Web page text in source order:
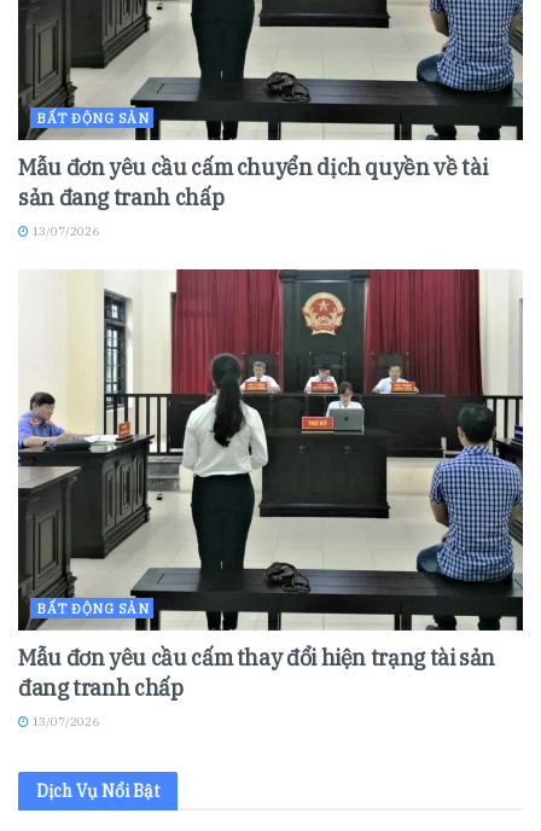
BẤT ĐỘNG SẢN
Mẫu đơn yêu cầu cấm chuyển dịch quyền về tài
sản đang tranh chấp
13/07/2026
BẤT ĐỘNG SẢN
Mẫu đơn yêu cầu cấm thay đổi hiện trạng tài sản
đang tranh chấp
13/07/2026
Dịch Vụ Nổi Bật